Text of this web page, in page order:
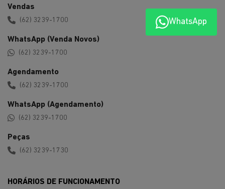
WhatsApp (Venda Novos)
(62) 3239-1700
Agendamento
(62) 3239-1700
WhatsApp (Agendamento)
(62) 3239-1700
Peças
(62) 3239-1730
HORÁRIOS DE FUNCIONAMENTO
WhatsApp